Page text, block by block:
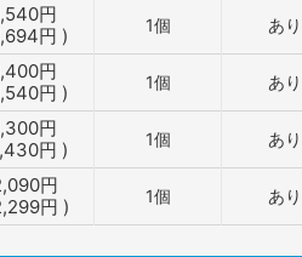
円
円 ) 1個 あり
円
円 ) 1個 あり
円
円 ) 1個 あり
円
円 ) 1個 あり